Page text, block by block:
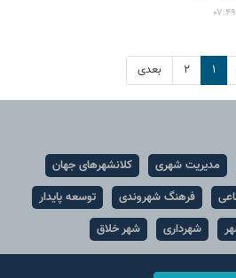
۱ ۲ بعدی
مدیریت شهری
کلانشهرهای جهان
فرهنگ شهروندی
توسعه پایدار
شهرداری شهر خلاق